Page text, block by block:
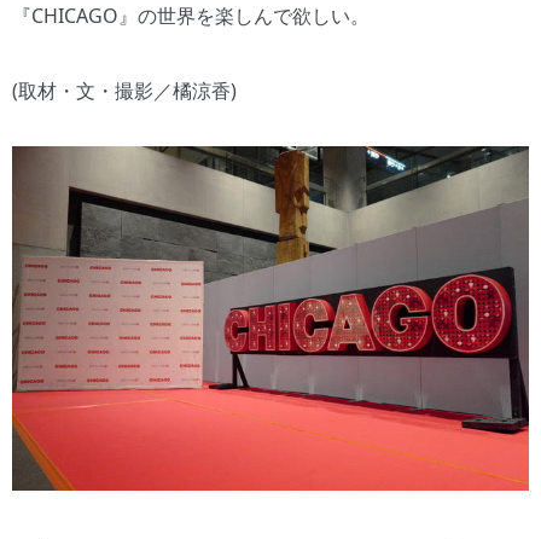
『CHICAGO』の世界を楽しんで欲しい。
(取材・文・撮影／橘涼香)